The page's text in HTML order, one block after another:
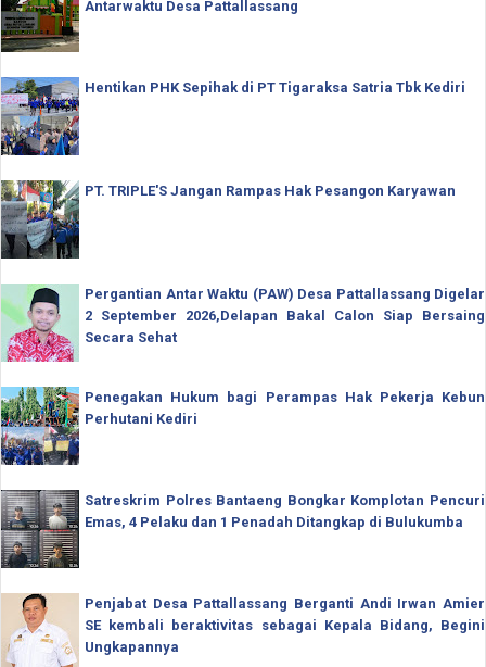
Antarwaktu Desa Pattallassang
Hentikan PHK Sepihak di PT Tigaraksa Satria Tbk Kediri
PT. TRIPLE'S Jangan Rampas Hak Pesangon Karyawan
Pergantian Antar Waktu (PAW) Desa Pattallassang Digelar
2 September 2026,Delapan Bakal Calon Siap Bersaing
Secara Sehat
Penegakan Hukum bagi Perampas Hak Pekerja Kebun
Perhutani Kediri
Satreskrim Polres Bantaeng Bongkar Komplotan Pencuri
Emas, 4 Pelaku dan 1 Penadah Ditangkap di Bulukumba
Penjabat Desa Pattallassang Berganti Andi Irwan Amier
SE kembali beraktivitas sebagai Kepala Bidang, Begini
Ungkapannya